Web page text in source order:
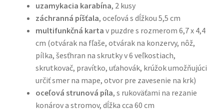
uzamykacia karabína, 2 kusy
záchranná píšťala, oceľová s dĺžkou 5,5 cm
multifunkčná karta v puzdre s rozmerom 6,7 x 4,4
cm (otvárak na fľaše, otvárak na konzervy, nôž,
pílka, šesťhran na skrutky v 6 veľkostiach,
skrutkovač, pravítko, uťahovák, krúžok umožňujúci
určiť smer na mape, otvor pre zavesenie na krk)
oceľová strunová píla, s rukoväťami na rezanie
konárov a stromov, dĺžka cca 60 cm